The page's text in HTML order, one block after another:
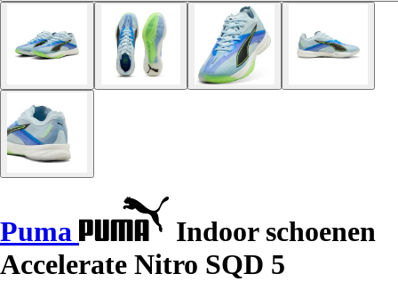
Puma
Indoor schoenen
Accelerate Nitro SQD 5